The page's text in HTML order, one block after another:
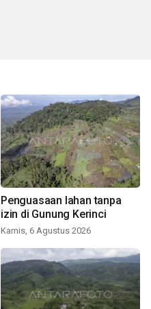
Penguasaan lahan tanpa
izin di Gunung Kerinci
Kamis, 6 Agustus 2026